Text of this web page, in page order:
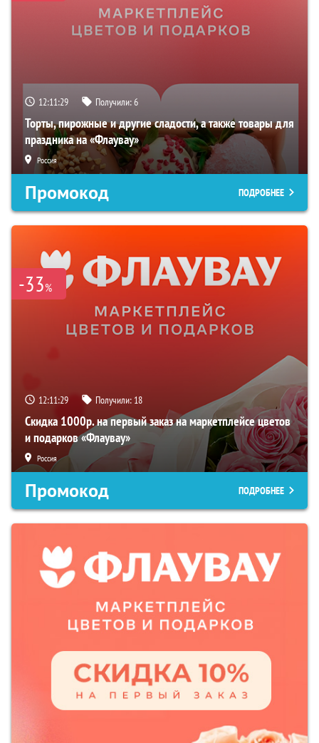
12:11:28 Получили:6
Торты, пирожные и другие сладости, а также товары для
праздника на «Флаувау»
Россия
Промокод ПОДРОБНЕЕ
-33%
12:11:28 Получили: 18
Скидка 1000р. на первый заказ на маркетплейсе цветов
и подарков «Флаувау»
Россия
Промокод ПОДРОБНЕЕ